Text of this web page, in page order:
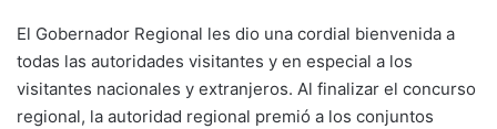
El Gobernador Regional les dio una cordial bienvenida a
todas las autoridades visitantes y en especial a los
visitantes nacionales y extranjeros. Al finalizar el concurso
regional, la autoridad regional premió a los conjuntos